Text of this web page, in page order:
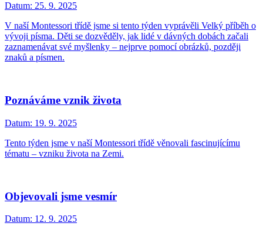
Datum: 25. 9. 2025
V naší Montessori třídě jsme si tento týden vyprávěli Velký příběh o
vývoji písma. Děti se dozvěděly, jak lidé v dávných dobách začali
zaznamenávat své myšlenky – nejprve pomocí obrázků, později
znaků a písmen.
Poznáváme vznik života
Datum: 19. 9. 2025
Tento týden jsme v naší Montessori třídě věnovali fascinujícímu
tématu – vzniku života na Zemi.
Objevovali jsme vesmír
Datum: 12. 9. 2025